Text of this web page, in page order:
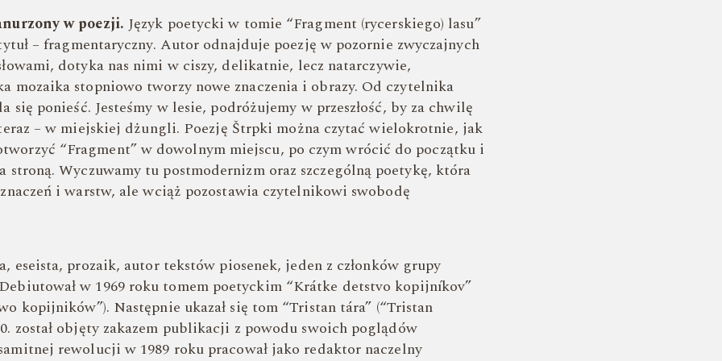
w poezji. Język poetycki w tomie “Fragment (rycerskiego) lasu”
– fragmentaryczny. Autor odnajduje poezję w pozornie zwyczajnych
dotyka nas nimi w ciszy, delikatnie, lecz natarczywie,
mozaika stopniowo tworzy nowe znaczenia i obrazy. Od czytelnika
się ponieść. Jesteśmy w lesie, podróżujemy w przeszłość, by za chwilę
– w miejskiej dżungli. Poezję Štrpki można czytać wielokrotnie, jak
“Fragment” w dowolnym miejscu, po czym wrócić do początku i
stroną. Wyczuwamy tu postmodernizm oraz szczególną poetykę, która
i warstw, ale wciąż pozostawia czytelnikowi swobodę
eseista, prozaik, autor tekstów piosenek, jeden z członków grupy
w 1969 roku tomem poetyckim “Krátke detstvo kopijníkov”
kopijników”). Następnie ukazał się tom “Tristan tára” (“Tristan
został objęty zakazem publikacji z powodu swoich poglądów
rewolucji w 1989 roku pracował jako redaktor naczelny